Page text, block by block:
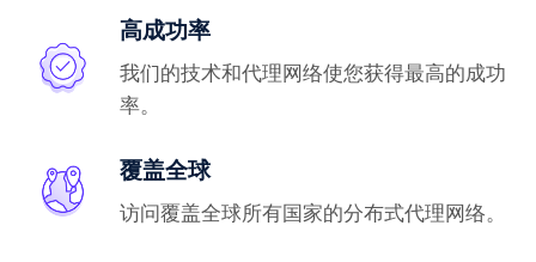
高成功率
我们的技术和代理网络使您获得最高的成功
率。
覆盖全球
访问覆盖全球所有国家的分布式代理网络。